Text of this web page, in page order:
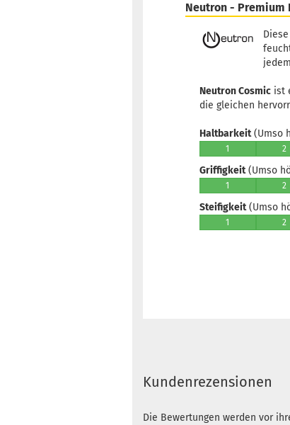
Neutron - Premium
Neutron Cosmic ist
die gleichen
Haltbarkeit(Umso
1 2
Griffigkeit(Umso
1 2
Steifigkeit(Umso
1 2
Kundenrezensionen
Die Bewertungen werden vor